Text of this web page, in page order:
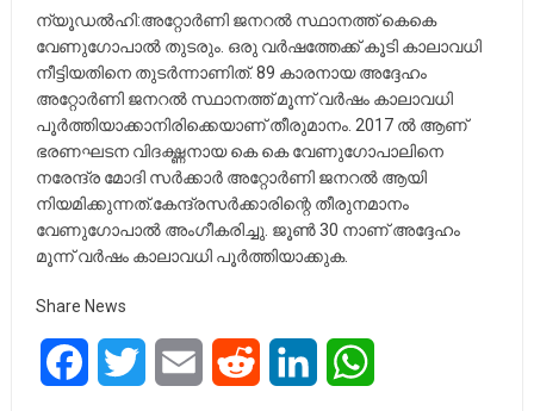
ന്യൂഡല്‍ഹി:അറ്റോര്‍ണി ജനറല്‍ സ്ഥാനത്ത് കെകെ
വേണുഗോപാല്‍ തുടരും. ഒരു വര്‍ഷത്തേക്ക് കൂടി കാലാവധി
നീട്ടിയതിനെ തുടർന്നാണിത്. 89 കാരനായ അദ്ദേഹം
അറ്റോര്‍ണി ജനറല്‍ സ്ഥാനത്ത് മൂന്ന് വര്‍ഷം കാലാവധി
പൂര്‍ത്തിയാക്കാനിരിക്കെയാണ് തീരുമാനം. 2017 ല്‍ ആണ്
ഭരണഘടന വിദഗ്ദ്ധനായ കെ കെ വേണുഗോപാലിനെ
നരേന്ദ്ര മോദി സര്‍ക്കാര്‍ അറ്റോര്‍ണി ജനറല്‍ ആയി
നിയമിക്കുന്നത്.കേന്ദ്രസര്‍ക്കാരിന്റെ തീരുനമാനം
വേണുഗോപാല്‍ അംഗീകരിച്ചു. ജൂണ്‍ 30 നാണ് അദ്ദേഹം
മൂന്ന് വര്‍ഷം കാലാവധി പൂർത്തിയാക്കുക.
Share News
FacebookTwitter Email Reddit LinkedIn